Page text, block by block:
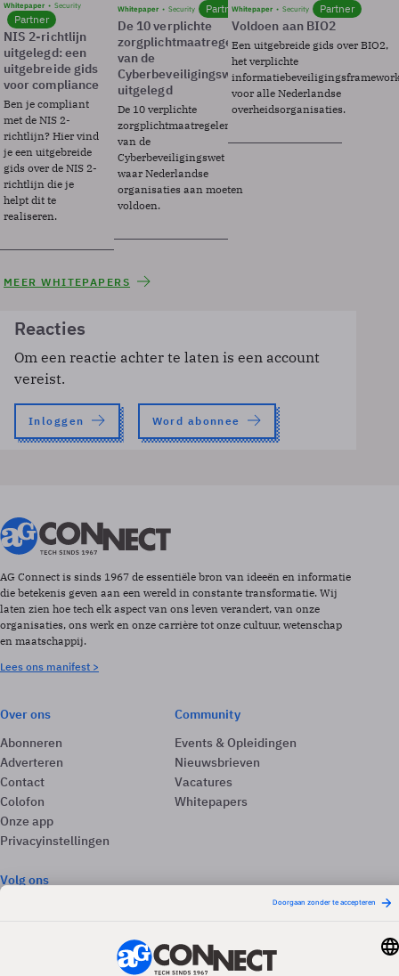
Whitepaper Security
Partner
NIS 2-richtlijn
uitgelegd: een
uitgebreide gids
voor compliance
Ben je compliant
met de NIS 2-
richtlijn? Hier vind
je een uitgebreide
gids over de NIS 2-
richtlijn die je
helpt dit te
realiseren.
Whitepaper Security Partner
De 10 verplichte
zorgplichtmaatregelen
van de
Cyberbeveiligingswet
uitgelegd
De 10 verplichte
zorgplichtmaatregelen
van de
Cyberbeveiligingswet
waar Nederlandse
organisaties aan moeten
voldoen.
Whitepaper Security Partner
Voldoen aan BIO2
Een uitgebreide gids over BIO2,
het verplichte
voor alle Nederlandse
overheidsorganisaties.
MEER WHITEPAPERS
Reacties
Om een reactie achter te laten is een account
vereist.
Inloggen Word abonnee
AG Connect is sinds 1967 de essentiële bron van ideeën en informatie
die betekenis geven aan een wereld in constante transformatie. Wij
laten zien hoe tech elk aspect van ons leven verandert, van onze
organisaties, ons werk en onze carrière tot onze cultuur, wetenschap
en maatschappij.
Lees ons manifest >
Over ons
Abonneren
Adverteren
Contact
Colofon
Onze app
Privacyinstellingen
Community
Events & Opleidingen
Nieuwsbrieven
Vacatures
Whitepapers
Volg ons
Redactionele partner